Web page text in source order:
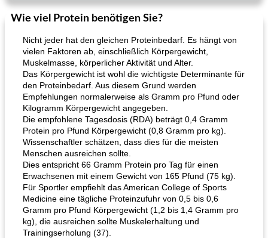
Wie viel Protein benötigen Sie?
Nicht jeder hat den gleichen Proteinbedarf. Es hängt von
vielen Faktoren ab, einschließlich Körpergewicht,
Muskelmasse, körperlicher Aktivität und Alter.
Das Körpergewicht ist wohl die wichtigste Determinante für
den Proteinbedarf. Aus diesem Grund werden
Empfehlungen normalerweise als Gramm pro Pfund oder
Kilogramm Körpergewicht angegeben.
Die empfohlene Tagesdosis (RDA) beträgt 0,4 Gramm
Protein pro Pfund Körpergewicht (0,8 Gramm pro kg).
Wissenschaftler schätzen, dass dies für die meisten
Menschen ausreichen sollte.
Dies entspricht 66 Gramm Protein pro Tag für einen
Erwachsenen mit einem Gewicht von 165 Pfund (75 kg).
Für Sportler empfiehlt das American College of Sports
Medicine eine tägliche Proteinzufuhr von 0,5 bis 0,6
Gramm pro Pfund Körpergewicht (1,2 bis 1,4 Gramm pro
kg), die ausreichen sollte Muskelerhaltung und
Trainingserholung (37).